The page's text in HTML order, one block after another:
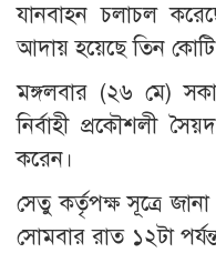
যানবাহন চলাচল
আদায় হয়েছে তিন
মঙ্গলবার (২৬ মে)
নির্বাহী প্রকৌশলী
করেন।
সেতু কর্তৃপক্ষ সূত্রে
সোমবার রাত ১২টা